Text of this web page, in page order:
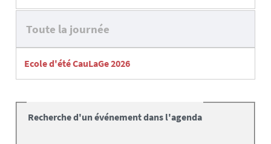
Toute la journée
Ecole d'été CauLaGe 2026
Recherche d'un événement dans l'agenda